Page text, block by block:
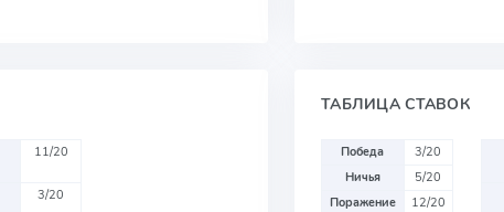
11/20
3/20
ТАБЛИЦА СТАВОК
Победа
3/20
Ничья
5/20
Поражение
12/20